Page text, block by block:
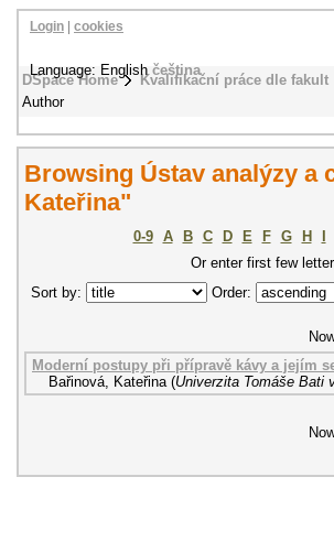
DSpace Home Kvalifikační práce dle fakult
Author
Login cookies
Language: Englishčeština
Browsing Ústav analýzy a
Kateřina"
0-9 A B C D E F G H
Or enter first few
Sort by:
Order:
Moderní postupy při přípravě kávy a jejím
Bařinová, Kateřina (Univerzita Tomáše Bati